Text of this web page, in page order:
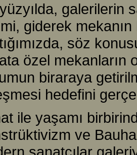
galerilerin
giderek
söz
özel mekanların
biraraya
hedefini
ile yaşamı
ve